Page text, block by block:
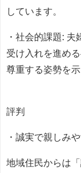
しています。
・社会的課題:
受け入れを進め
尊重する姿勢を示
評判
・誠実で親しみ
地域住民からは